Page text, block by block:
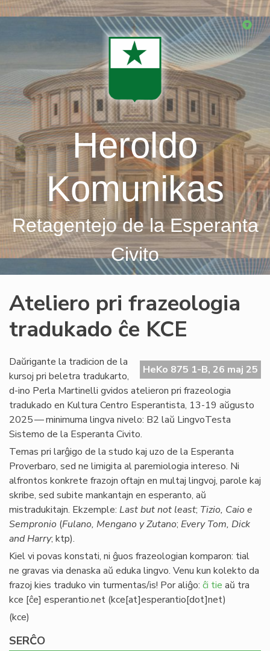
Skip
Heroldo
Komunikas
Retagentejo de la Esperanta
Civito
Ateliero pri frazeologia
tradukado ĉe KCE
HeKo 875 1-B, 26 maj 25
Daŭrigante la tradicion de la
kursoj pri beletra tradukarto,
d-ino Perla Martinelli gvidos atelieron pri frazeologia
tradukado en Kultura Centro Esperantista, 13-19 aŭgusto
2025 — minimuma lingva nivelo: B2 laŭ LingvoTesta
Sistemo de la Esperanta Civito.
Temas pri larĝigo de la studo kaj uzo de la Esperanta
Proverbaro, sed ne limigita al paremiologia intereso. Ni
alfrontos konkrete frazojn oftajn en multaj lingvoj, parole kaj
skribe, sed subite mankantajn en esperanto, aŭ
mistradukitajn. Ekzemple: Last but not least; Tizio, Caio e
Sempronio (Fulano, Mengano y Zutano; Every Tom, Dick
and Harry; ktp).
Kiel vi povas konstati, ni ĝuos frazeologian komparon: tial
ne gravas via denaska aŭ eduka lingvo. Venu kun kolekto da
frazoj kies traduko vin turmentas/is! Por aliĝo: ĉi tie aŭ tra
kce [ĉe] esperantio.net (kce[at]esperantio[dot]net)
(kce)
SERĈO